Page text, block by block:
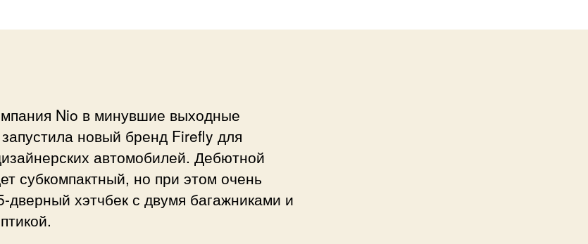
Nio в минувшие выходные
новый бренд Firefly для
автомобилей. Дебютной
субкомпактный, но при этом очень
дверный хэтчбек с двумя багажниками и